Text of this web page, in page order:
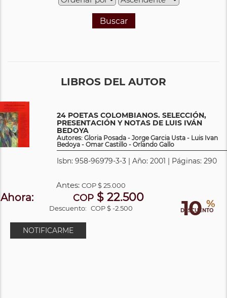
Buscar
LIBROS DEL AUTOR
24 POETAS COLOMBIANOS. SELECCIÓN,
PRESENTACIÓN Y NOTAS DE LUIS IVÁN
BEDOYA
Autores: Gloria Posada - Jorge Garcia Usta - Luis Ivan
Bedoya - Omar Castillo - Orlando Gallo
Isbn: 958-96979-3-3 | Año: 2001 | Páginas: 290
10 %
DESCUENTO
Antes: COP$ 25.000
Ahora: COP $ 22.500
Descuento: COP $ -2.500
NOTIFICARME